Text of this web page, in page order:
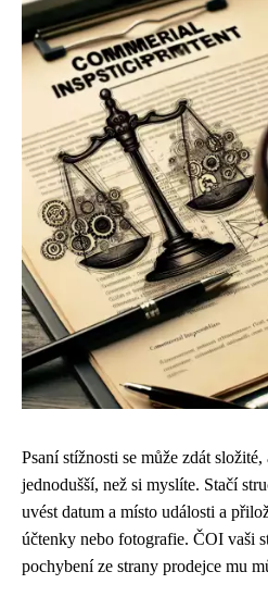
Psaní stížnosti se může zdát
jednodušší, než si myslíte. Stačí
uvést datum a místo události a
účtenky nebo fotografie. ČOI vaši
pochybení ze strany prodejce mu